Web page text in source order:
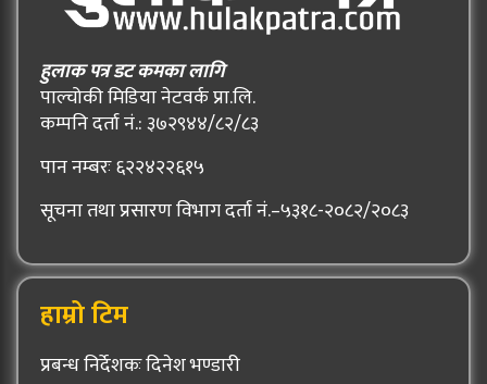
हुलाक पत्र डट कमका लागि
पाल्चोकी मिडिया नेटवर्क प्रा.लि.
कम्पनि दर्ता नं.: ३७२९४४/८२/८३
पान नम्बरः ६२२४२२६१५
सूचना तथा प्रसारण विभाग दर्ता नं.–५३१८-२०८२/२०८३
हाम्रो टिम
प्रबन्ध निर्देशकः दिनेश भण्डारी